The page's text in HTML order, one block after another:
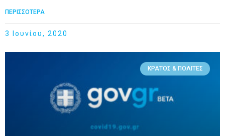
ΠΕΡΙΣΣΟΤΕΡΑ
3 Ιουνίου, 2020
ΚΡΆΤΟΣ & ΠΟΛΊΤΕΣ